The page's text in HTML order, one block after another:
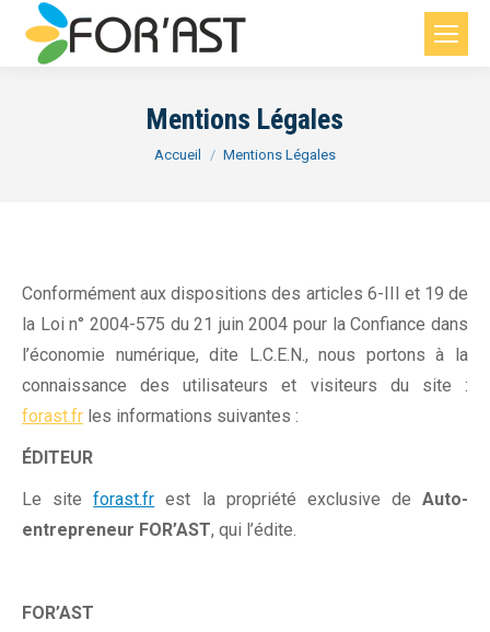
Mentions Légales
Vous êtes ici :
Accueil Mentions Légales
Conformément aux dispositions des articles 6-III et 19 de
la Loi n° 2004-575 du 21 juin 2004 pour la Confiance dans
l’économie numérique, dite L.C.E.N., nous portons à la
connaissance des utilisateurs et visiteurs du site :
forast.fr les informations suivantes :
ÉDITEUR
Le siteforast.fr est la propriété exclusive de Auto-
entrepreneur FOR’AST, qui l’édite.
FOR’AST